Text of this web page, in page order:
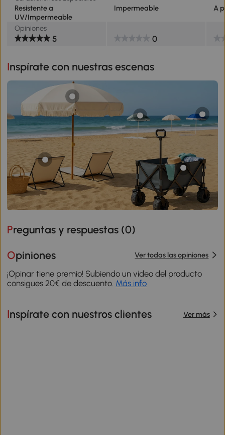
Resistente a
UV/Impermeable
Impermeable A
Opiniones
5 0
Inspírate con nuestras escenas
Preguntas y respuestas (0)
Opiniones Ver todas las opiniones
¡Opinar tiene premio! Subiendo un vídeo del producto
consigues 20€ de descuento. Más info
Inspírate con nuestros clientes Ver más